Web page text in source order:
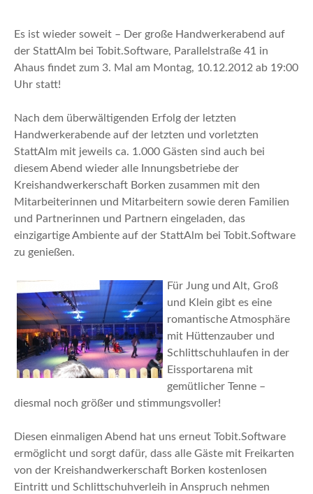
Es ist wieder soweit – Der große Handwerkerabend auf
der StattAlm bei Tobit.Software, Parallelstraße 41 in
Ahaus findet zum 3. Mal am Montag, 10.12.2012 ab 19:00
Uhr statt!
Nach dem überwältigenden Erfolg der letzten
Handwerkerabende auf der letzten und vorletzten
StattAlm mit jeweils ca. 1.000 Gästen sind auch bei
diesem Abend wieder alle Innungsbetriebe der
Kreishandwerkerschaft Borken zusammen mit den
Mitarbeiterinnen und Mitarbeitern sowie deren Familien
und Partnerinnen und Partnern eingeladen, das
einzigartige Ambiente auf der StattAlm bei Tobit.Software
zu genießen.
Für Jung und Alt, Groß
und Klein gibt es eine
romantische Atmosphäre
mit Hüttenzauber und
Schlittschuhlaufen in der
Eissportarena mit
gemütlicher Tenne –
diesmal noch größer und stimmungsvoller!
Diesen einmaligen Abend hat uns erneut Tobit.Software
ermöglicht und sorgt dafür, dass alle Gäste mit Freikarten
von der Kreishandwerkerschaft Borken kostenlosen
Eintritt und Schlittschuhverleih in Anspruch nehmen